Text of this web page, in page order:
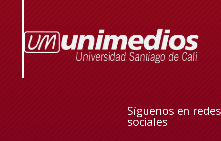
Síguenos en redes
sociales